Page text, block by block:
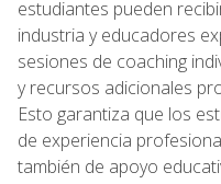
estudiantes pueden
industria y educadores
sesiones de coaching
y recursos adicionales
Esto garantiza que los
de experiencia
también de apoyo